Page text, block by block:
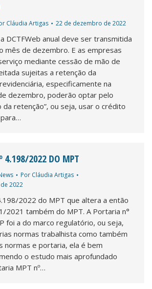
Cláudia Artigas 22 de dezembro de 2022
DCTFWeb anual deve ser transmitida
mês de dezembro. E as empresas
mediante cessão de mão de
sujeitas a retenção da
especificamente na
dezembro, poderão optar pelo
da retenção”, ou seja, usar o crédito
4.198/2022 DO MPT
Por Cláudia Artigas
2022
2022 do MPT que altera a então
2021 também do MPT. A Portaria n°
foi a do marco regulatório, ou seja,
normas trabalhista como também
normas e portaria, ela é bem
o estudo mais aprofundado
MPT nº…